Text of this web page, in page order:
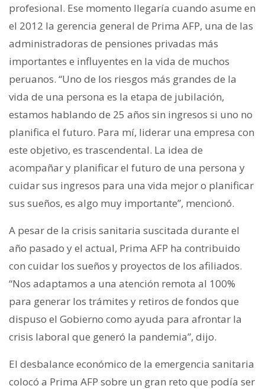
profesional. Ese momento llegaría cuando asume en
el 2012 la gerencia general de Prima AFP, una de las
administradoras de pensiones privadas más
importantes e influyentes en la vida de muchos
peruanos. “Uno de los riesgos más grandes de la
vida de una persona es la etapa de jubilación,
estamos hablando de 25 años sin ingresos si uno no
planifica el futuro. Para mí, liderar una empresa con
este objetivo, es trascendental. La idea de
acompañar y planificar el futuro de una persona y
cuidar sus ingresos para una vida mejor o planificar
sus sueños, es algo muy importante”, mencionó.
A pesar de la crisis sanitaria suscitada durante el
año pasado y el actual, Prima AFP ha contribuido
con cuidar los sueños y proyectos de los afiliados.
“Nos adaptamos a una atención remota al 100%
para generar los trámites y retiros de fondos que
dispuso el Gobierno como ayuda para afrontar la
crisis laboral que generó la pandemia”, dijo.
El desbalance económico de la emergencia sanitaria
colocó a Prima AFP sobre un gran reto que podía ser